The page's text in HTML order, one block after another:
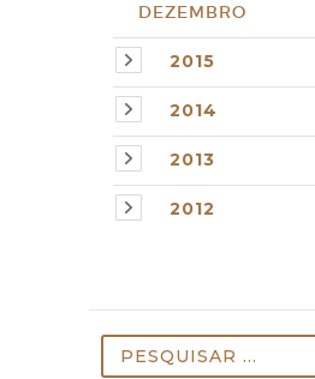
DEZEMBRO
2015
2014
2013
2012
por: